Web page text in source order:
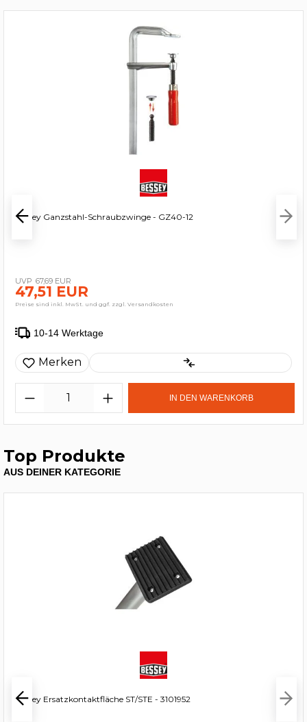
Bessey Ganzstahl-Schraubzwinge - GZ40-12
67,69 EUR
47,51 EUR
Preise sind inkl. MwSt. und ggf. zzgl. Versandkosten
10-14 Werktage
Merken
IN DEN WARENKORB
Top Produkte
AUS DEINER KATEGORIE
Bessey Ersatzkontaktfläche ST/STE - 3101952